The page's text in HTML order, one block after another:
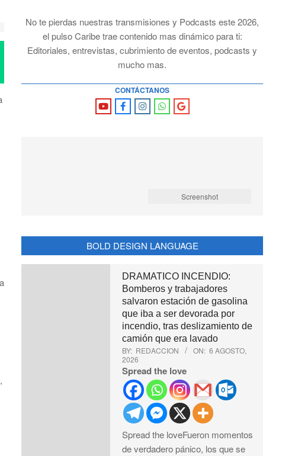
No te pierdas nuestras transmisiones y Podcasts este 2026,
el pulso Caribe trae contenido mas dinámico para ti:
Editoriales, entrevistas, cubrimiento de eventos, podcasts y
mucho mas.
CONTÁCTANOS
Screenshot
BOLD DESIGN LANGUAGE
DRAMATICO INCENDIO:
Bomberos y trabajadores
salvaron estación de gasolina
que iba a ser devorada por
incendio, tras deslizamiento de
camión que era lavado
BY: REDACCION ON: 6 AGOSTO,
2026
Spread the love
Spread the loveFueron momentos
de verdadero pánico, los que se